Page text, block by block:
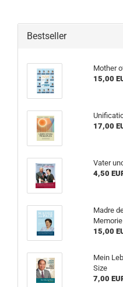
Bestseller
Mother
15,00
17,00
Vater
4,50
Madre
Memorie
15,00
Mein
Size
7,00